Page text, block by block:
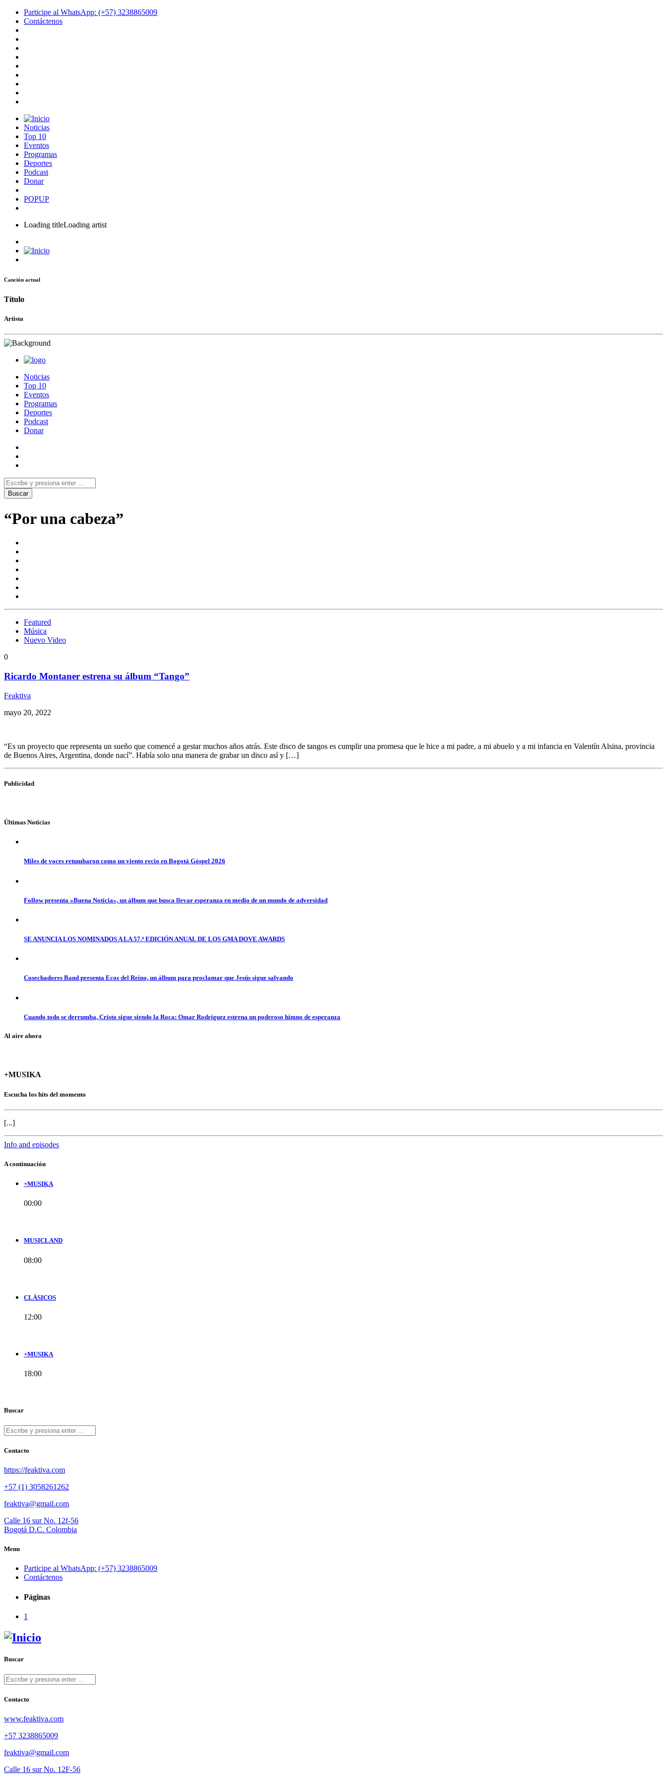
Participe al WhatsApp: (+57) 3238865009
Contáctenos
Noticias
Top 10
Eventos
Programas
Deportes
Podcast
Donar
POPUP
Loading titleLoading artist
Canción actual
Título
Artista
Noticias
Top 10
Eventos
Programas
Deportes
Podcast
Donar
“Por una cabeza”
Featured
Música
Nuevo Video
0
Ricardo Montaner estrena su álbum “Tango”
Feaktiva
mayo 20, 2022
“Es un proyecto que representa un sueño que comencé a gestar muchos años atrás. Este disco de tangos es cumplir una promesa que le hice a mi padre, a mi abuelo y a mi infancia en Valentín Alsina, provincia
de Buenos Aires, Argentina, donde nací”. Había solo una manera de grabar un disco así y […]
Publicidad
Últimas Noticias
Miles de voces retumbaron como un viento recio en Bogotá Góspel 2026
Follow presenta «Buena Noticia», un álbum que busca llevar esperanza en medio de un mundo de adversidad
SE ANUNCIA LOS NOMINADOS A LA 57.ª EDICIÓN ANUAL DE LOS GMA DOVE AWARDS
Cosechadores Band presenta Ecos del Reino, un álbum para proclamar que Jesús sigue salvando
Cuando todo se derrumba, Cristo sigue siendo la Roca: Omar Rodríguez estrena un poderoso himno de esperanza
Al aire ahora
+MUSIKA
Escucha los hits del momento
[...]
Info and episodes
A continuación
+MUSIKA
00:00
MUSICLAND
08:00
CLÁSICOS
12:00
+MUSIKA
18:00
Buscar
Contacto
https://feaktiva.com
+57 (1) 3058261262
feaktiva@gmail.com
Calle 16 sur No. 12f-56
Bogotá D.C. Colombia
Menu
Participe al WhatsApp: (+57) 3238865009
Contáctenos
Páginas
1
Buscar
Contacto
www.feaktiva.com
+57 3238865009
feaktiva@gmail.com
Calle 16 sur No. 12F-56